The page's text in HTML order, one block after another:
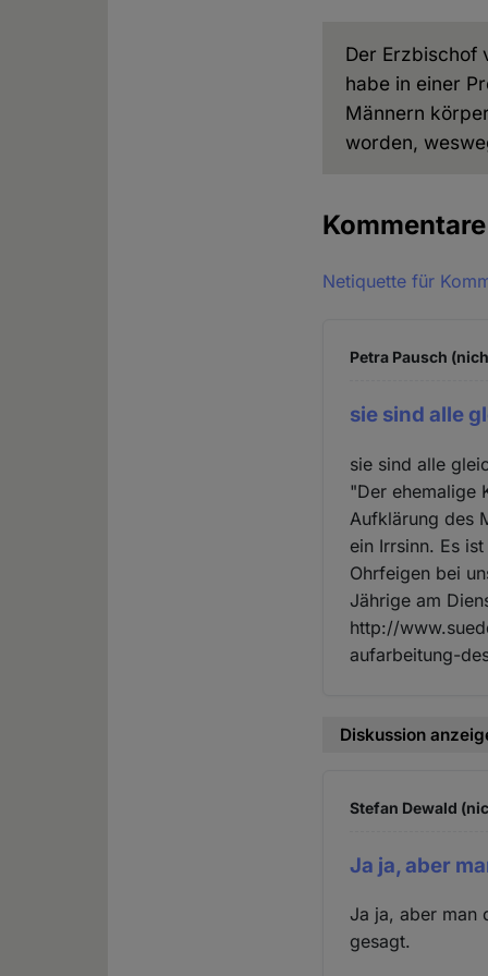
Der Erzbischof
habe in einer
Männern
worden,
Kommentare
Netiquette für
Petra Pausch
sie sind alle
sie sind alle
"Der ehemalige
Aufklärung des
ein Irrsinn. Es
Ohrfeigen bei
Jährige am
http://
aufarbeitung-
Diskussion
Stefan Dewald
Ja ja, aber
Ja ja, aber man
gesagt.